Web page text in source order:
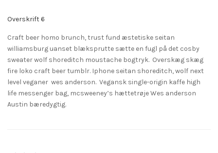
Overskrift 6
Craft beer homo brunch, trust fund æstetiske seitan
williamsburg uanset blæksprutte sætte en fugl på det cosby
sweater wolf shoreditch moustache bogtryk. Overskæg skæg
fire loko craft beer tumblr. Iphone seitan shoreditch, wolf next
level veganer wes anderson. Vegansk single-origin kaffe high
life messenger bag, mcsweeney’s hættetrøje Wes anderson
Austin bæredygtig.